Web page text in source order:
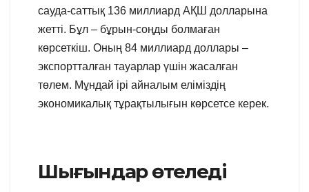
сауда-саттық 136 миллиард АҚШ долларына
жетті. Бұл – бұрын-соңды болмаған
көрсеткіш. Оның 84 миллиард доллары –
экспортталған тауарлар үшін жасалған
төлем. Мұндай ірі айналым еліміздің
экономикалық тұрақтылығын көрсетсе керек.
Шығындар өтеледі